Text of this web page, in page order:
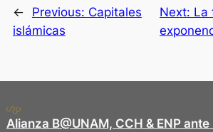
← Previous: Capitales
islámicas
Next: La
Alianza B@UNAM, CCH & ENP